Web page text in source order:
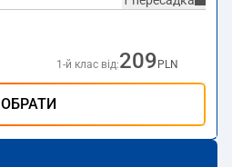
1-й клас від:209 PLN
ОБРАТИ